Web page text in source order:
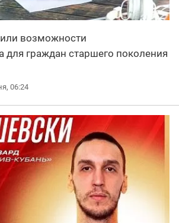
возможности
для граждан старшего поколения
06:24